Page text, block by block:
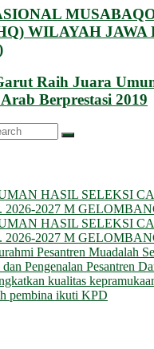
WILAYAH JAWA
Raih Juara
Berprestasi 2019
HASIL SELEKSI
2027 M
HASIL SELEKSI
2027 M
Pesantren Muadalah
Pengenalan Pesantren
kualitas
pembina ikuti KPD